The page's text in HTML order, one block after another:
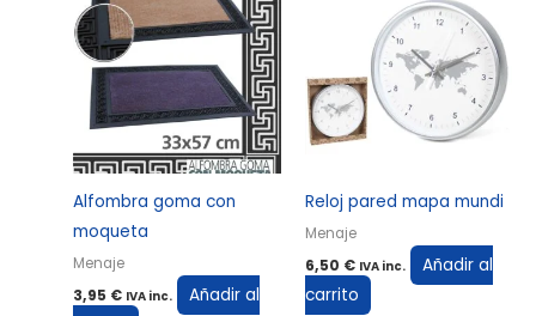
Alfombra goma con
moqueta
Menaje
3,95 € IVA inc.
Añadir al
Reloj pared mapa mundi
Menaje
6,50 € IVA inc.
Añadir al
carrito